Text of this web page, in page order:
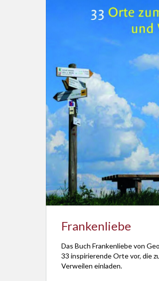
Frankenliebe
Das Buch Frankenliebe von
33 inspirierende Orte vor, die
Verweilen einladen.